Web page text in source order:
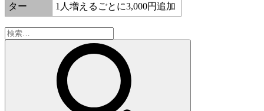
ター
1人増えるごとに3,000円追加
検